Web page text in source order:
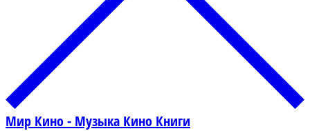
Мир Кино - Музыка Кино Книги